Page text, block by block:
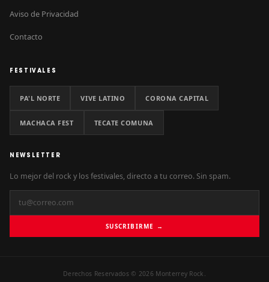
Aviso de Privacidad
Contacto
FESTIVALES
PA'L NORTE VIVE LATINO CORONA CAPITAL
MACHACA FEST TECATE COMUNA
NEWSLETTER
Lo mejor del rock y los festivales, directo a tu correo. Sin spam.
SUSCRIBIRME →
Derechos Reservados © 2026 Monterrey Rock.